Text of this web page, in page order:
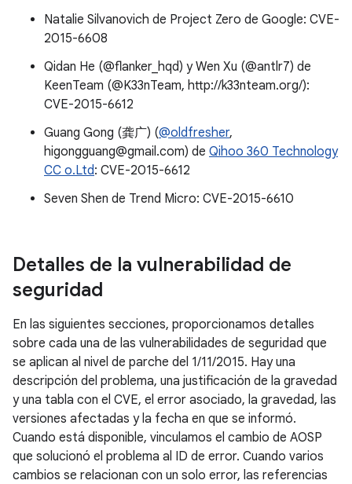
Natalie Silvanovich de Project Zero de Google: CVE-
2015-6608
Qidan He (@flanker_hqd) y Wen Xu (@antlr7) de
KeenTeam (@K33nTeam, http://k33nteam.org/):
CVE-2015-6612
Guang Gong (龚广) (@oldfresher,
higongguang@gmail.com) de Qihoo 360 Technology
CC o.Ltd: CVE-2015-6612
Seven Shen de Trend Micro: CVE-2015-6610
Detalles de la vulnerabilidad de
seguridad
En las siguientes secciones, proporcionamos detalles
sobre cada una de las vulnerabilidades de seguridad que
se aplican al nivel de parche del 1/11/2015. Hay una
descripción del problema, una justificación de la gravedad
y una tabla con el CVE, el error asociado, la gravedad, las
versiones afectadas y la fecha en que se informó.
Cuando está disponible, vinculamos el cambio de AOSP
que solucionó el problema al ID de error. Cuando varios
cambios se relacionan con un solo error, las referencias